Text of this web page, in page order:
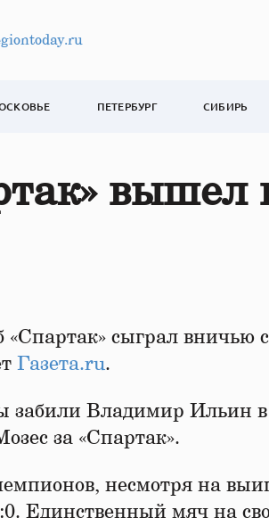
ПЕТЕРБУРГ СИБИРЬ
вышел
сыграл вничью с
Газета.ru.
забили Владимир Ильин в
за «Спартак».
несмотря на
Единственный мяч на